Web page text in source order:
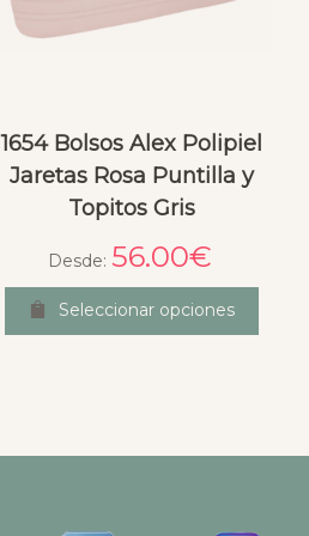
1654 Bolsos Alex Polipiel
Jaretas Rosa Puntilla y
Topitos Gris
Desde: 56.00€
Seleccionar opciones